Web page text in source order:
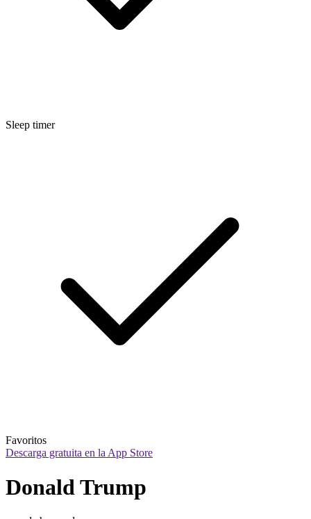
Sleep timer
Favoritos
Descarga gratuita en la App Store
Donald Trump